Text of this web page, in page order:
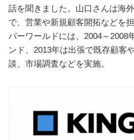
話を聞きました。山口さんは海
で、営業や新規顧客開拓などを
パーワールドには、2004～2008
ンド、2013年は出張で既存顧客
談、市場調査などを実施。